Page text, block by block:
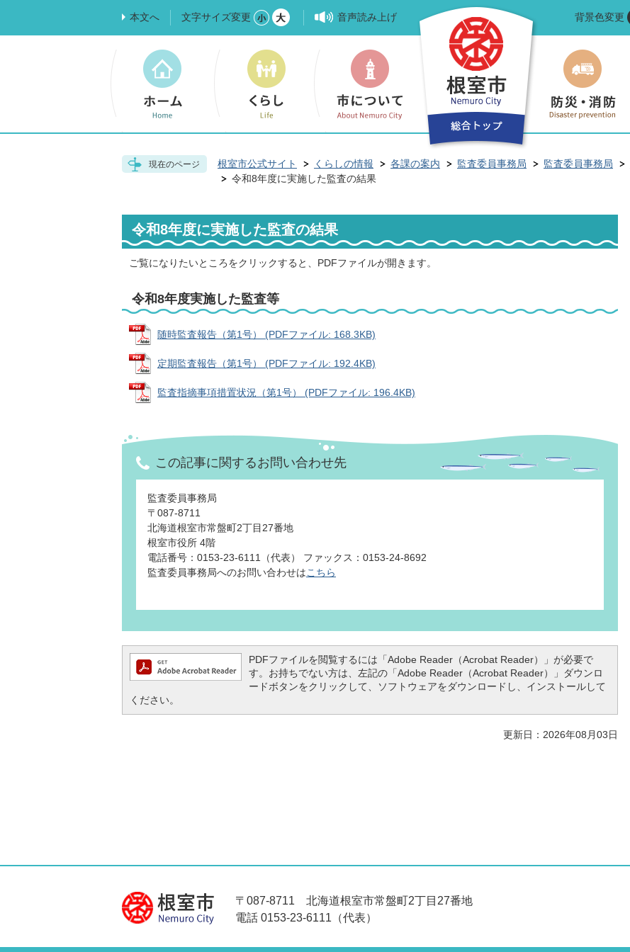
本文へ 文字サイズ変更 音声読み上げ 背景色変更
現在のページ 根室市公式サイト くらしの情報 各課の案内 監査委員事務局 監査委員事務局
令和8年度に実施した監査の結果
令和8年度に実施した監査の結果
ご覧になりたいところをクリックすると、PDFファイルが開きます。
令和8年度実施した監査等
随時監査報告（第1号） (PDFファイル: 168.3KB)
定期監査報告（第1号） (PDFファイル: 192.4KB)
監査指摘事項措置状況（第1号） (PDFファイル: 196.4KB)
この記事に関するお問い合わせ先
監査委員事務局
〒087-8711
北海道根室市常盤町2丁目27番地
根室市役所 4階
電話番号：0153-23-6111（代表） ファックス：0153-24-8692
監査委員事務局へのお問い合わせはこちら
PDFファイルを閲覧するには「Adobe Reader（Acrobat Reader）」が必要で
す。お持ちでない方は、左記の「Adobe Reader（Acrobat Reader）」ダウンロ
ードボタンをクリックして、ソフトウェアをダウンロードし、インストールして
ください。
更新日：2026年08月03日
〒087-8711 北海道根室市常盤町2丁目27番地
電話 0153-23-6111（代表）